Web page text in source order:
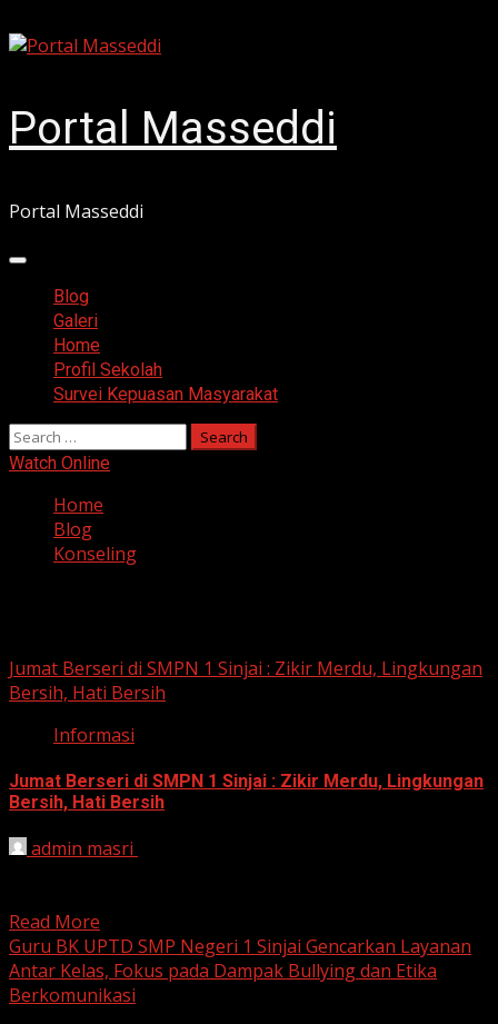
to
Portal Masseddi
Portal Masseddi
Primary
MenuBlog
Galeri
Home
Profil Sekolah
Survei Kepuasan Masyarakat
Search
for:
Watch Online
Home
Blog
Konseling
Jumat Berseri di SMPN 1 Sinjai : Zikir Merdu, Lingkungan
Bersih, Hati Bersih
Informasi
Jumat Berseri di SMPN 1 Sinjai : Zikir Merdu, Lingkungan
Bersih, Hati Bersih
admin masri
Read More
Guru BK UPTD SMP Negeri 1 Sinjai Gencarkan Layanan
Antar Kelas, Fokus pada Dampak Bullying dan Etika
Berkomunikasi